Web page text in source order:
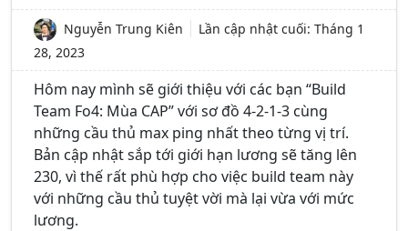
Nguyễn Trung Kiên Lần cập nhật cuối: Tháng 1
28, 2023
Hôm nay mình sẽ giới thiệu với các bạn “Build
Team Fo4: Mùa CAP” với sơ đồ 4-2-1-3 cùng
những cầu thủ max ping nhất theo từng vị trí.
Bản cập nhật sắp tới giới hạn lương sẽ tăng lên
230, vì thế rất phù hợp cho việc build team này
với những cầu thủ tuyệt vời mà lại vừa với mức
lương.